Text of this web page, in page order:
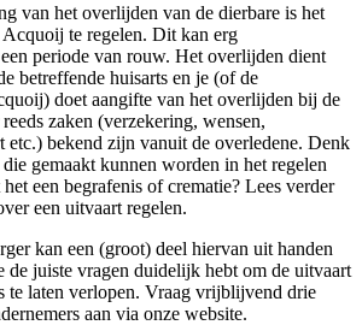
van het overlijden van de dierbare is het
te regelen. Dit kan erg
periode van rouw. Het overlijden dient
betreffende huisarts en je (of de
doet aangifte van het overlijden bij de
zaken (verzekering, wensen,
etc.) bekend zijn vanuit de overledene. Denk
gemaakt kunnen worden in het regelen
een begrafenis of crematie? Lees verder
een uitvaart regelen.
kan een (groot) deel hiervan uit handen
de juiste vragen duidelijk hebt om de uitvaart
te laten verlopen. Vraag vrijblijvend drie
aan via onze website.